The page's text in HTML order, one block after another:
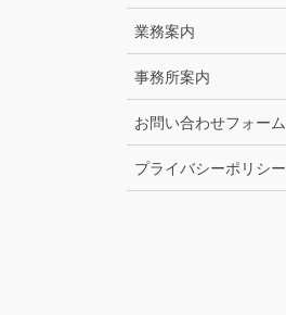
業務案内
事務所案内
お問い合わせフォーム
プライバシーポリシー